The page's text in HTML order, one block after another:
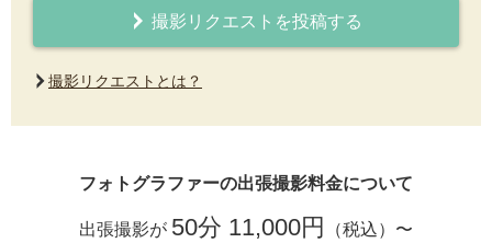
撮影リクエストを投稿する
撮影リクエストとは？
フォトグラファーの出張撮影料金について
出張撮影が 50分 11,000円
（税込）〜